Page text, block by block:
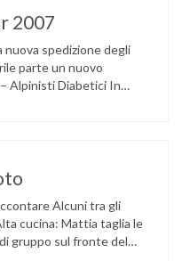
2007
nuova spedizione degli
parte un nuovo
Alpinisti Diabetici In
Alcuni tra gli
cucina: Mattia taglia le
gruppo sul fronte del